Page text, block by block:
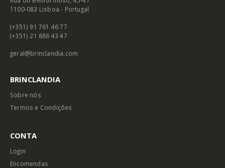
1100-083 Lisboa - Portugal
(+351) 91 761 46 77
(+351) 21 886 43 47
geral@brinclandia.com
BRINCLANDIA
Sobre nós
Termos e Condições
CONTA
Login
Encomendas